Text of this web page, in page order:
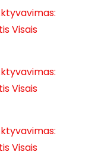
Visais
Visais
Visais